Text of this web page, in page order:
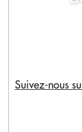
Suivez-nous